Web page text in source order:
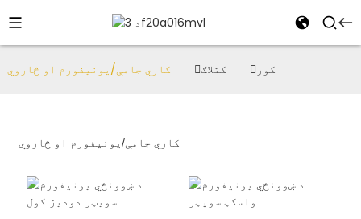
کور کتلاګ کاري جامې/یونیفورم او څاروي
کاري جامې/یونیفورم او څاروي